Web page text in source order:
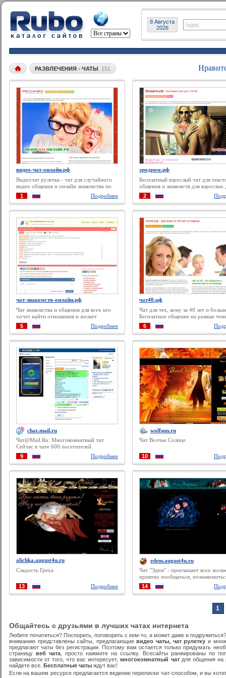
8 Августа
2026
РАЗВЛЕЧЕНИЯ • ЧАТЫ 151
видео-чат-онлайн.рф
Видеочат рулетка - чат для случайного
видео общения и онлайн знакомства по
вебкамере бесплатно.
1 Подробнее
эродром.рф
Бесплатный взрослый чат для
общения и знакомств для взрослых ,
заходите без регистрации и
но если хотите внимания и
лучше зарегистрироваться, чтобы
знали под выбранным
2
чат-знакомств-онлайн.рф
Чат знакомства и общения для всех кто
хочет найти отношения и желает
познакомиться онлайн. В нашем
текстовом чате парни и девушки
общаются и знакомятся бесплатно и без
регистрации.
5 Подробнее
чат40.рф
Чат для тех, кому за 40 лет и
Бесплатное общение на разные
знакомство пользователей от 40
нашем чате.
6
chat.mail.ru
Чат@Mail.Ru: Многокомнатный чат.
Сейчас в чате 600 посетителей
9
Подробнее
wolfsun.ru
Чат Волчье Солнце
10
alichka.august4u.ru
Сладость Греха
13 Подробнее
edem.august4u.ru
Чат "Эдем" - приглашает всех
приятно пообщаться,
новыми людьми, найти друзей,
свою любовь!
14
1
Общайтесь с друзьями в лучших чатах интернета
Любите початиться? Поспорить, поговорить с кем-то, а может даже и
вниманию представлены сайты, предлагающиевидео чаты, чат рулетку и
предлагают чаты без регистрации. Поэтому вам остается только придумать
страницу веб чата , просто нажмите на ссылку. Всесайты ранжированы по
зависимости от того, что вас интересует,многокомнатный чатдля общения на
найдете все. Бесплатные чаты ждут вас!
Если на вашем ресурсе предлагается ведение переписки чат-способом, и вы